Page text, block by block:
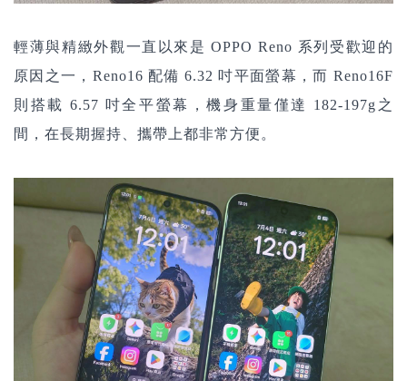
輕薄與精緻外觀一直以來是 OPPO Reno 系列受歡迎的
原因之一，Reno16 配備 6.32 吋平面螢幕，而 Reno16F
則搭載 6.57 吋全平螢幕，機身重量僅達 182-197g之
間，在長期握持、攜帶上都非常方便。